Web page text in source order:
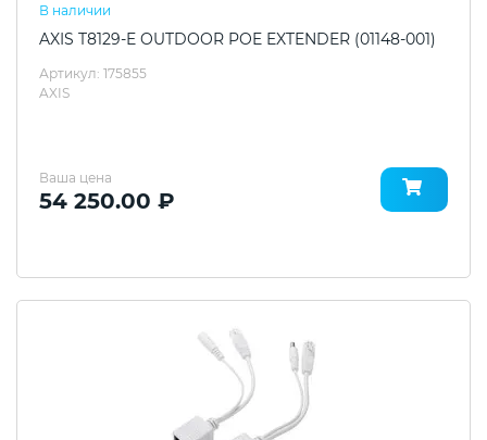
В наличии
AXIS T8129-E OUTDOOR POE EXTENDER (01148-001)
Артикул: 175855
AXIS
Ваша цена
54 250.00 ₽